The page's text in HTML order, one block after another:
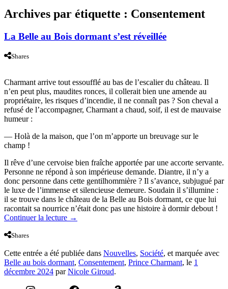
Archives par étiquette : Consentement
La Belle au Bois dormant s’est réveillée
Shares
Charmant arrive tout essoufflé au bas de l’escalier du château. Il
n’en peut plus, maudites ronces, il collerait bien une amende au
propriétaire, les risques d’incendie, il ne connaît pas ? Son cheval a
refusé de l’accompagner, Charmant a chaud, soif, il est de mauvaise
humeur :
— Holà de la maison, que l’on m’apporte un breuvage sur le
champ !
Il rêve d’une cervoise bien fraîche apportée par une accorte servante.
Personne ne répond à son impérieuse demande. Diantre, il n’y a
donc personne dans cette gentilhommière ? Il s’avance, subjugué par
le luxe de l’immense et silencieuse demeure. Soudain il s’illumine :
il se trouve dans le château de la Belle au Bois dormant, ce que lui
racontait sa nourrice n’était donc pas une histoire à dormir debout !
Continuer la lecture →
Shares
Cette entrée a été publiée dans Nouvelles, Société, et marquée avec
Belle au bois dormant, Consentement, Prince Charmant, le 1
décembre 2024 parNicole Giroud.